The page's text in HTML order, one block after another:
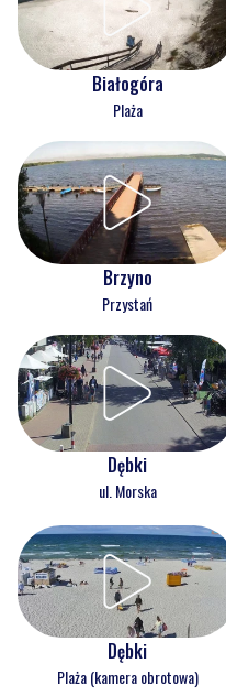
Białogóra
Plaża
Brzyno
Przystań
Dębki
ul. Morska
Dębki
Plaża (kamera obrotowa)